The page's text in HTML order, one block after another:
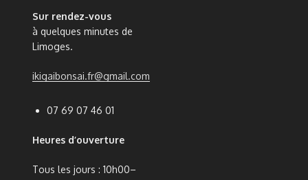
Sur rendez-vous
à quelques minutes de
Limoges.
ikigaibonsai.fr@gmail.com
07 69 07 46 01
Heures d’ouverture
Tous les jours : 10h00–